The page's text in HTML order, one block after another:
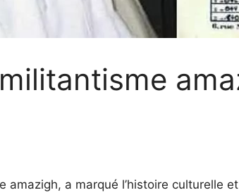
a marqué l’histoire culturelle